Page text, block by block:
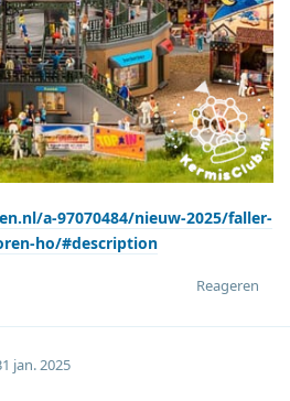
a-97070484/nieuw-2025/faller-
ho/#description
Reageren
jan. 2025